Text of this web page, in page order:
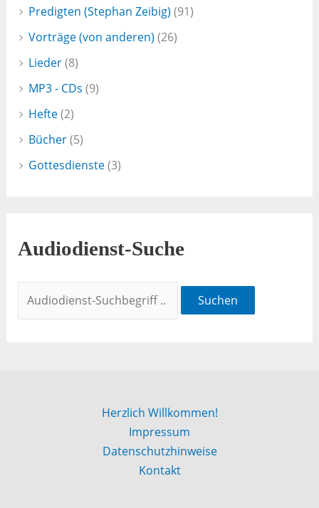
Predigten (Stephan Zeibig) (91)
Vorträge (von anderen) (26)
Lieder(8)
MP3 - CDs (9)
Hefte(2)
Bücher(5)
Gottesdienste(3)
Audiodienst-Suche
Suchen
Herzlich Willkommen!
Impressum
Datenschutzhinweise
Kontakt